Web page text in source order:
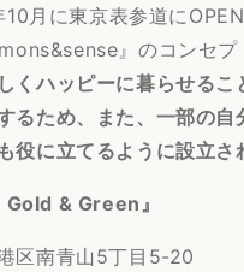
月に東京表参道に
』のコンセ
くハッピーに暮らせる
るため、また、一部の自
役に立てるように設立
Gold & Green』
区南青山5丁目5-20